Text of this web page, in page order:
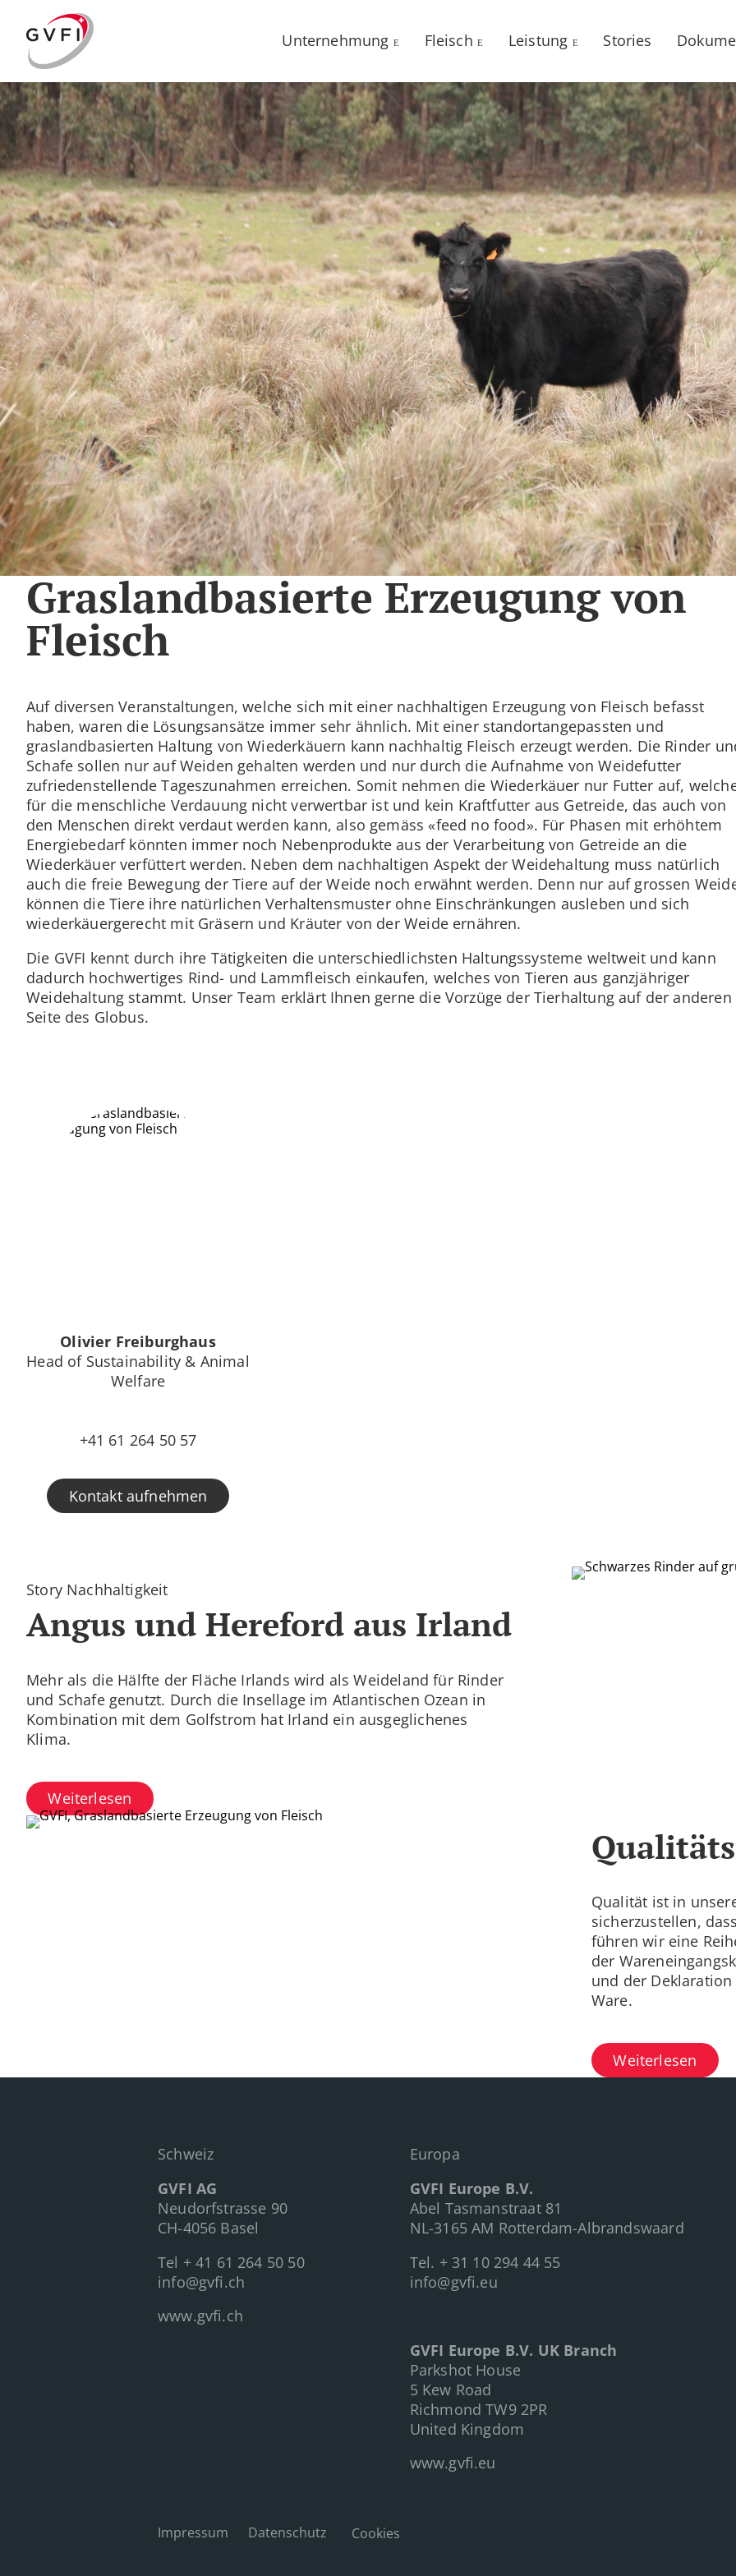
Unternehmung Fleisch Leistung Stories
Graslandbasierte Erzeugung von
Fleisch
Auf diversen Veranstaltungen, welche sich mit einer nachhaltigen Erzeugung von Fleisch befasst
haben, waren die Lösungsansätze immer sehr ähnlich. Mit einer standortangepassten und
graslandbasierten Haltung von Wiederkäuern kann nachhaltig Fleisch erzeugt werden. Die Rinder
Schafe sollen nur auf Weiden gehalten werden und nur durch die Aufnahme von Weidefutter
zufriedenstellende Tageszunahmen erreichen. Somit nehmen die Wiederkäuer nur Futter auf,
für die menschliche Verdauung nicht verwertbar ist und kein Kraftfutter aus Getreide, das auch von
den Menschen direkt verdaut werden kann, also gemäss «feed no food». Für Phasen mit erhöhtem
Energiebedarf könnten immer noch Nebenprodukte aus der Verarbeitung von Getreide an die
Wiederkäuer verfüttert werden. Neben dem nachhaltigen Aspekt der Weidehaltung muss natürlich
auch die freie Bewegung der Tiere auf der Weide noch erwähnt werden. Denn nur auf grossen
können die Tiere ihre natürlichen Verhaltensmuster ohne Einschränkungen ausleben und sich
wiederkäuergerecht mit Gräsern und Kräuter von der Weide ernähren.
Die GVFI kennt durch ihre Tätigkeiten die unterschiedlichsten Haltungssysteme weltweit und kann
dadurch hochwertiges Rind- und Lammfleisch einkaufen, welches von Tieren aus ganzjähriger
Weidehaltung stammt. Unser Team erklärt Ihnen gerne die Vorzüge der Tierhaltung auf der anderen
Seite des Globus.
Olivier Freiburghaus
Head of Sustainability & Animal
Welfare
+41 61 264 50 57
Kontakt aufnehmen
Story Nachhaltigkeit
Angus und Hereford aus Irland
Mehr als die Hälfte der Fläche Irlands wird als Weideland für Rinder
und Schafe genutzt. Durch die Insellage im Atlantischen Ozean in
Kombination mit dem Golfstrom hat Irland ein ausgeglichenes
Klima.
Weiterlesen
Qualität ist in
sicherzustellen,
führen wir eine
der
und der
Ware.
Weiterlesen
Schweiz
GVFI AG
Neudorfstrasse 90
CH-4056 Basel
Tel + 41 61 264 50 50
info@gvfi.ch
www.gvfi.ch
Europa
GVFI Europe B.V.
Abel Tasmanstraat 81
NL-3165 AM Rotterdam-Albrandswaard
Tel. + 31 10 294 44 55
info@gvfi.eu
GVFI Europe B.V. UK Branch
Parkshot House
5 Kew Road
Richmond TW9 2PR
United Kingdom
www.gvfi.eu
Impressum Datenschutz Cookies